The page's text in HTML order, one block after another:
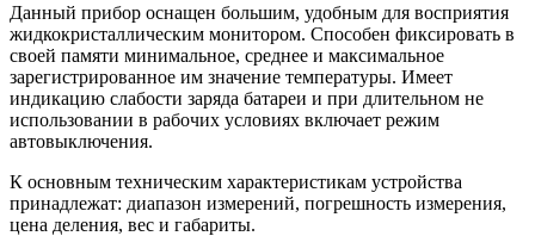
Данный прибор оснащен большим, удобным для восприятия
жидкокристаллическим монитором. Способен фиксировать в
своей памяти минимальное, среднее и максимальное
зарегистрированное им значение температуры. Имеет
индикацию слабости заряда батареи и при длительном не
использовании в рабочих условиях включает режим
автовыключения.
К основным техническим характеристикам устройства
принадлежат: диапазон измерений, погрешность измерения,
цена деления, вес и габариты.